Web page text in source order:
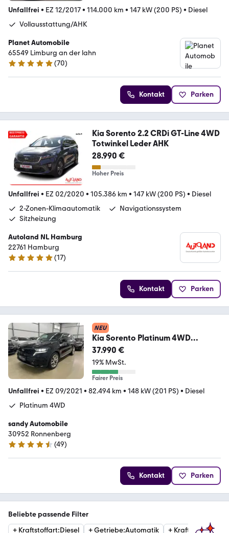
Unfallfrei • EZ 12/2017• 114.000 km • 147 kW (200 PS) • Diesel
Vollausstattung/AHK
Planet Automobile
65549 Limburg an der lahn
4.8 Sterne
(70)
Kontakt Parken
Kia Sorento 2.2 CRDi GT-Line 4WD
Totwinkel Leder AHK
28.990 €
Hoher Preis
Unfallfrei • EZ 02/2020 • 105.386 km • 147 kW (200 PS) • Diesel
2-Zonen-Klimaautomatik
Navigationssystem
Sitzheizung
Autoland NL Hamburg
22761 Hamburg
4.9 Sterne
(17)
Kontakt Parken
NEU
Kia Sorento Platinum 4WD
7.Sitzer/PANO/Head-Up/360°K
37.990 €
19% MwSt.
Fairer Preis
Unfallfrei • EZ 09/2021 • 82.494 km • 148 kW (201 PS) • Diesel
Platinum 4WD
sandy Automobile
30952 Ronnenberg
4.7 Sterne
(49)
Kontakt Parken
Beliebte passende Filter
+ Kraftstoffart:Diesel +Getriebe:Automatik + Kraftstoffart: